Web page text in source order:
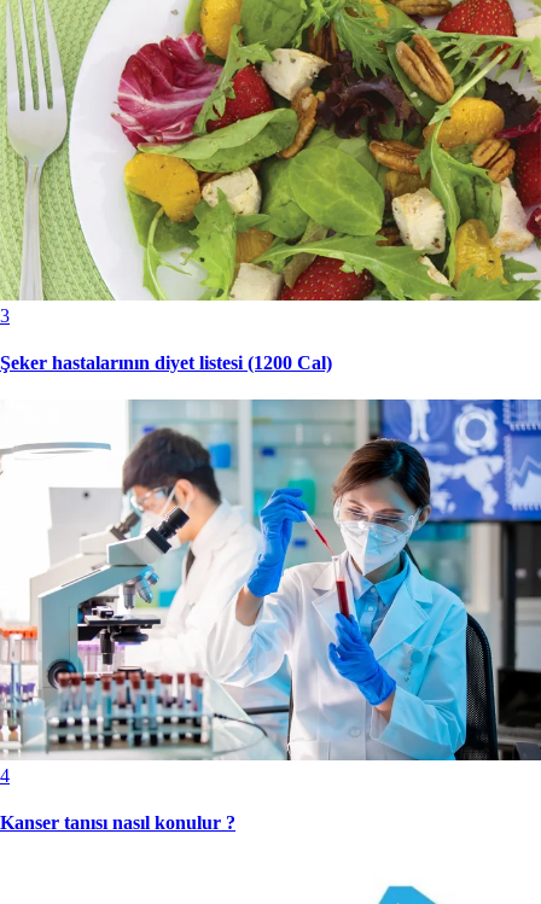
3
Şeker hastalarının diyet listesi (1200 Cal)
4
Kanser tanısı nasıl konulur ?